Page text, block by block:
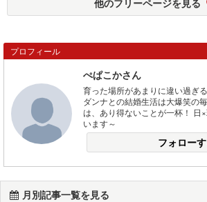
プロフィール
ぺぱこかさん
育った場所があまりに違い過ぎ
ダンナとの結婚生活は大爆笑の
は、あり得ないことが一杯！ 日
います～
フォロー
月別記事一覧を見る